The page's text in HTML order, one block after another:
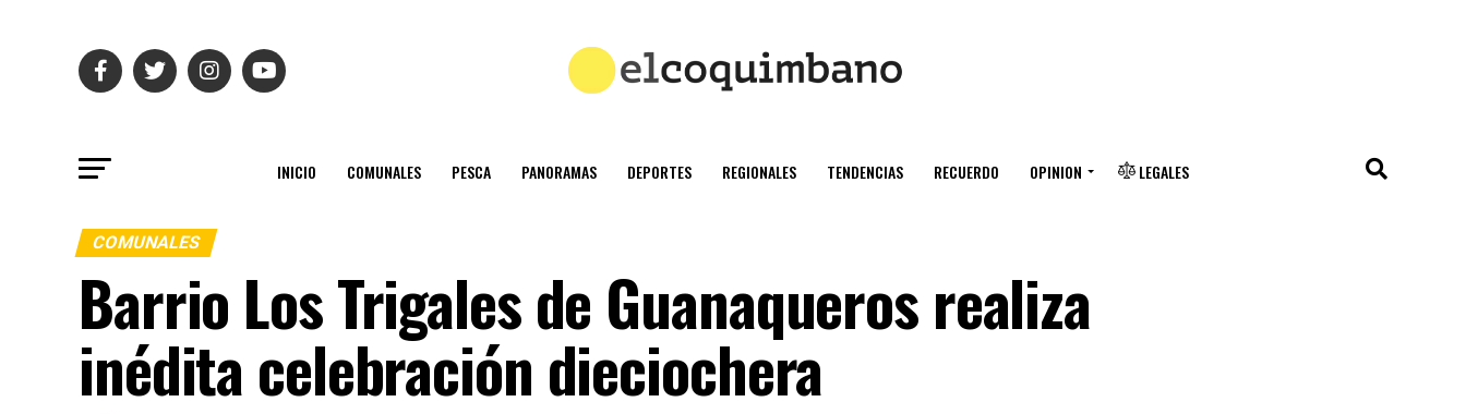
INICIO COMUNALES PESCA PANORAMAS DEPORTES REGIONALES TENDENCIAS RECUERDO OPINION LEGALES
COMUNALES
Barrio Los Trigales de Guanaqueros realiza
inédita celebración dieciochera